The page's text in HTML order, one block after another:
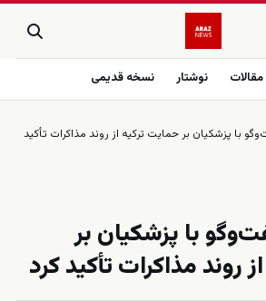
مقالات نوشتار نسخه قدیمی
با پزشکیان بر حمایت ترکیه از روند مذاکرات تأکید
با پزشکیان بر
روند مذاکرات تأکید کرد